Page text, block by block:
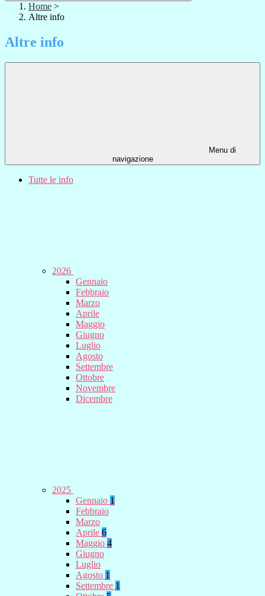
Home >
Altre info
Altre info
Menu di
navigazione
Tutte le info
2026
Gennaio
Febbraio
Marzo
Aprile
Maggio
Giugno
Luglio
Agosto
Settembre
Ottobre
Novembre
Dicembre
2025
Gennaio 1
Febbraio
Marzo
Aprile 6
Maggio 4
Giugno
Luglio
Agosto 1
Settembre 1